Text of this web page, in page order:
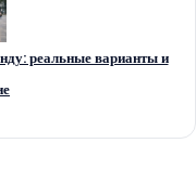
реальные варианты и